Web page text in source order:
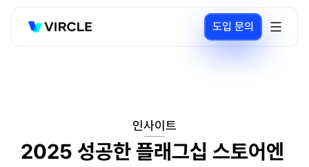
도입 문의
인사이트
2025 성공한 플래그십 스토어엔